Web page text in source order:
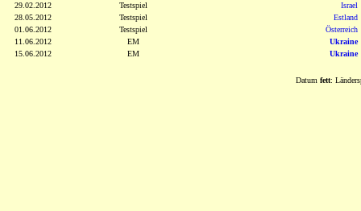
29.02.2012
Testspiel
Israel
28.05.2012
Testspiel
Estland
01.06.2012
Testspiel
Österreich
11.06.2012
EM
Ukraine
15.06.2012
EM Ukraine
Datum fett: